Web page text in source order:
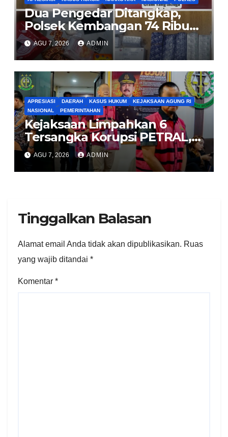
Dua Pengedar Ditangkap,
Polsek Kembangan 74 Ribu
Obat Keras, Sabu Hingga
Puluhan Vape Etomidate
Diamankan
AGU 7, 2026 ADMIN
APRESIASI DAERAH KASUS HUKUM
KEJAKSAAN AGUNG RI
NASIONAL
PEMERINTAHAN
Kejaksaan Limpahkan 6
Tersangka Korupsi PETRAL,
PES dan ISC ke PN Tipikor
Jakarta Pusat
AGU 7, 2026 ADMIN
Tinggalkan Balasan
Alamat email Anda tidak akan dipublikasikan. Ruas
yang wajib ditandai *
Komentar *